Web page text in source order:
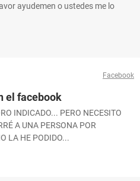
ayudemen o ustedes me lo
Facebook
el facebook
INDICADO... PERO NECESITO
A UNA PERSONA POR
LA HE PODIDO...